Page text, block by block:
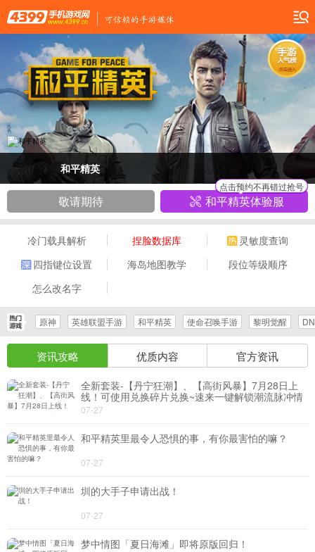
4399手机游戏网
和平精英
敬请期待 和平精英体验服
点击预约不再错过抢号
冷门载具解析 捏脸数据库
灵敏度查询
四指键位设置
海岛地图教学
段位等级顺序
怎么改名字
原神 英雄联盟手游 和平精英 使命召唤手游 黎明觉醒
资讯攻略 优质内容 官方资讯
全新套装-【丹宁狂潮】、【高街风暴】7月28日上
线！可使用兑换碎片兑换~速来一键解锁潮流脉冲情
报
07-27
和平精英里最令人恐惧的事，有你最害怕的嘛？
07-27
圳的大手子申请出战！
07-27
梦中情图「夏日海滩」即将原版回归！